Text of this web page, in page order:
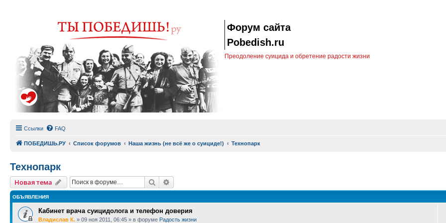
Форум сайта
Pobedish.ru
Преодоление суицида и обретение радости жизни
Ссылки FAQ
ПОБЕДИШЬ.РУ Список форумов Наша жизнь (не всё же о суициде!) Технопарк
Технопарк
Новая тема Поиск
ОБЪЯВЛЕНИЯ
Кабинет врача суицидолога и телефон доверия
Владислав К. » 09 ноя 2011, 06:45 » в форуме Радость жизни